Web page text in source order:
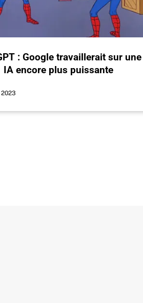
: Google travaillerait sur une
IA encore plus puissante